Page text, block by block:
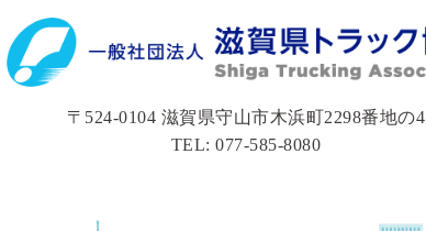
〒524-0104 滋賀県守山市木浜町2298番地の4
TEL: 077-585-8080